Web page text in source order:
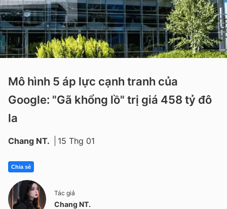
Mô hình 5 áp lực cạnh tranh của
Google: "Gã khổng lồ" trị giá 458 tỷ đô
la
Chang NT. 15 Thg 01
Chia sẻ
Tác giả
Chang NT.